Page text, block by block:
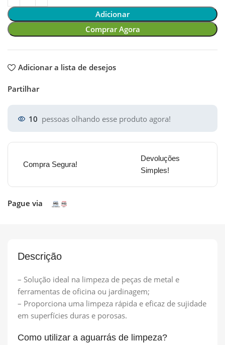
Adicionar
Comprar Agora
Adicionar a lista de desejos
Partilhar
10 pessoas olhando esse produto agora!
Compra Segura!
Devoluções
Simples!
Pague via
Descrição
– Solução ideal na limpeza de peças de metal e
ferramentas de oficina ou jardinagem;
– Proporciona uma limpeza rápida e eficaz de sujidade
em superfícies duras e porosas.
Como utilizar a aguarrás de limpeza?